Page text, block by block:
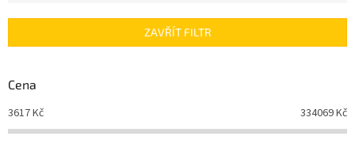
í
r
o
d
u
ZAVŘÍT FILTR
Cena
3617Kč 334069Kč